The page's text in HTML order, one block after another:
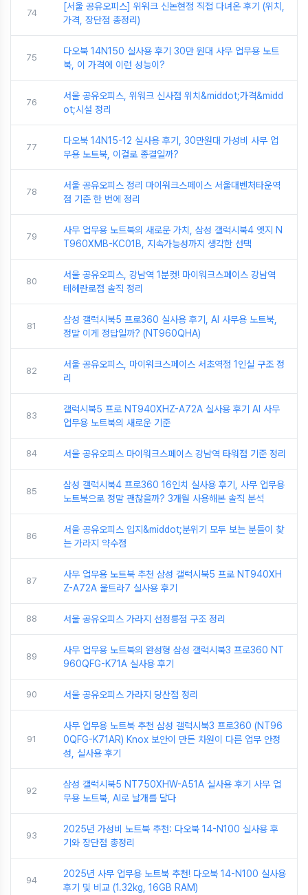
74
[서울 공유오피스] 위워크 신논현점 직접 다녀온 후기 (위치,
가격, 장단점 총정리)
75
다오북 14N150 실사용 후기 30만 원대 사무 업무용 노트
북, 이 가격에 이런 성능이?
76
서울 공유오피스, 위워크 신사점 위치&middot;가격&midd
ot;시설 정리
77
다오북 14N15-12 실사용 후기, 30만원대 가성비 사무 업
무용 노트북, 이걸로 종결일까?
78
서울 공유오피스 정리 마이워크스페이스 서울대벤처타운역
점 기준 한 번에 정리
79
사무 업무용 노트북의 새로운 가치, 삼성 갤럭시북4 엣지 N
T960XMB-KC01B, 지속가능성까지 생각한 선택
80
서울 공유오피스, 강남역 1분컷! 마이워크스페이스 강남역
테헤란로점 솔직 정리
81
삼성 갤럭시북5 프로360 실사용 후기, AI 사무용 노트북,
정말 이게 정답일까? (NT960QHA)
82
서울 공유오피스, 마이워크스페이스 서초역점 1인실 구조 정
리
83
갤럭시북5 프로 NT940XHZ-A72A 실사용 후기 AI 사무
업무용 노트북의 새로운 기준
84 서울 공유오피스 마이워크스페이스 강남역 타워점 기준 정리
85
삼성 갤럭시북4 프로360 16인치 실사용 후기, 사무 업무용
노트북으로 정말 괜찮을까? 3개월 사용해본 솔직 분석
86
서울 공유오피스 입지&middot;분위기 모두 보는 분들이 찾
는 가라지 약수점
87
사무 업무용 노트북 추천 삼성 갤럭시북5 프로 NT940XH
Z-A72A 울트라7 실사용 후기
88 서울 공유오피스 가라지 선정릉점 구조 정리
89
사무 업무용 노트북의 완성형 삼성 갤럭시북3 프로360 NT
960QFG-K71A 실사용 후기
90 서울 공유오피스 가라지 당산점 정리
91
사무 업무용 노트북 추천 삼성 갤럭시북3 프로360 (NT96
0QFG-K71AR) Knox 보안이 만든 차원이 다른 업무 안정
성, 실사용 후기
92
삼성 갤럭시북5 NT750XHW-A51A 실사용 후기 사무 업
무용 노트북, AI로 날개를 달다
93
2025년 가성비 노트북 추천: 다오북 14-N100 실사용 후
기와 장단점 총정리
94
2025년 사무 업무용 노트북 추천! 다오북 14-N100 실사용
후기 및 비교 (1.32kg, 16GB RAM)